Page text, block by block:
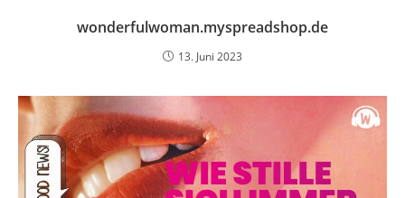
wonderfulwoman.myspreadshop.de
13. Juni 2023